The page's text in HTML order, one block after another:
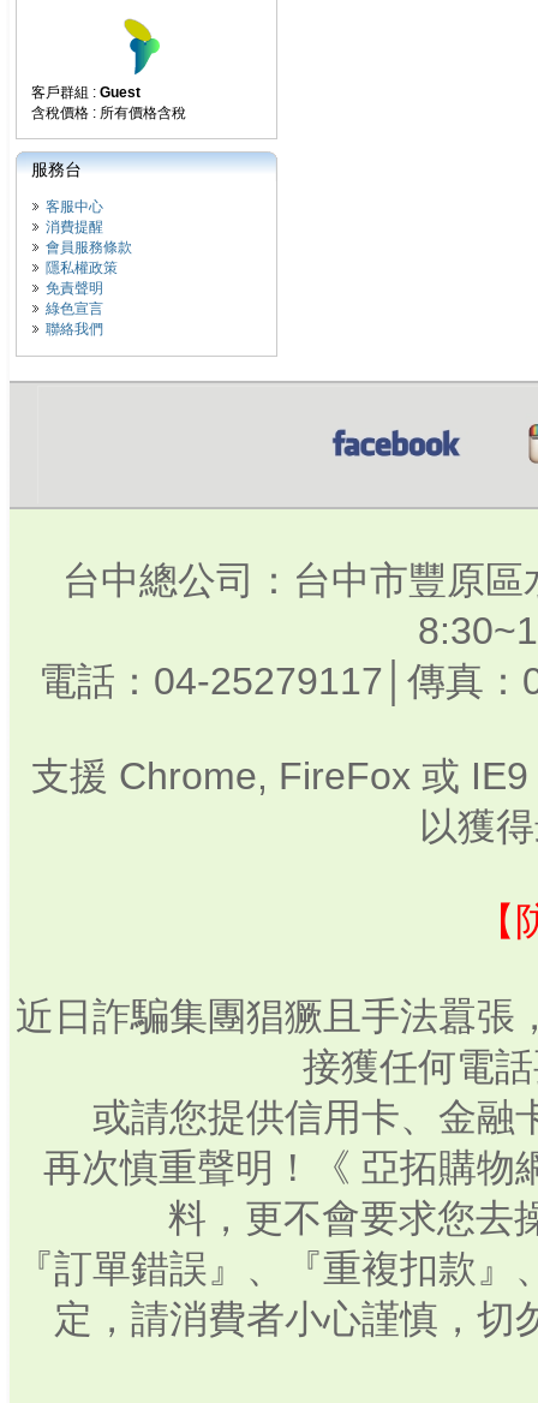
客戶群組 : Guest
含稅價格 : 所有價格含稅
服務台
客服中心
消費提醒
會員服務條款
隱私權政策
免責聲明
綠色宣言
聯絡我們
台中總公司：台中市豐原
電話：04-25279117│傳真
支援 Chrome, FireFox 或
以獲
近日詐騙集團猖獗且手法囂張
接獲任何電
或請您提供信用卡、金融
再次慎重聲明！《 亞拓購物
料，更不會要求您去
『訂單錯誤』、『重複扣款
定，請消費者小心謹慎，切